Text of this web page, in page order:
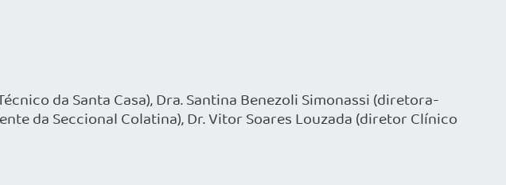
da Santa Casa), Dra. Santina Benezoli Simonassi (diretora-
da Seccional Colatina), Dr. Vitor Soares Louzada (diretor Clínico